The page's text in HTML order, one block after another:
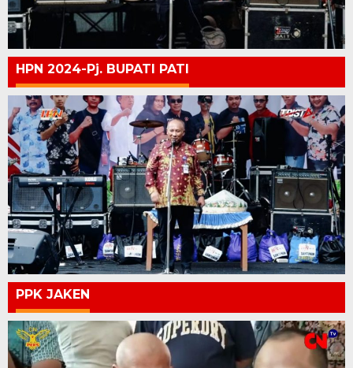
HPN 2024-Pj. BUPATI PATI
PPK JAKEN